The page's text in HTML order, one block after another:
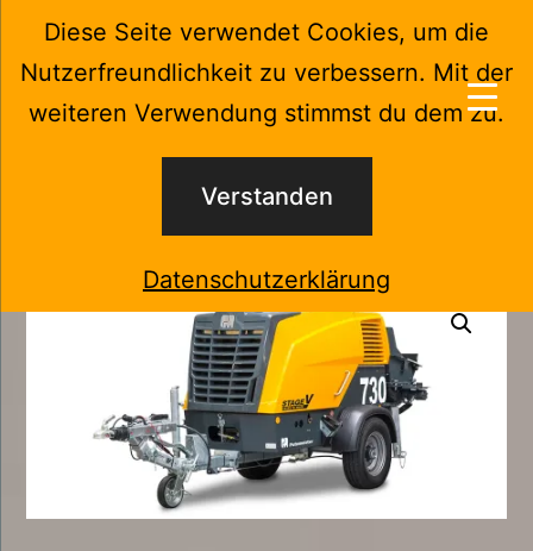
Zum
Inhalt
springen
KuW-
Menü
Anwendungen/Beton/ P 730 Stage V
Diese Seite verwendet Cookies, um die
Nutzerfreundlichkeit zu verbessern. Mit der
weiteren Verwendung stimmst du dem zu.
Verstanden
Datenschutzerklärung